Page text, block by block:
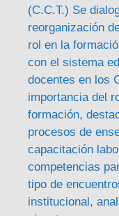
(C.C.T.) Se
reorganización
rol en la
con el sistema
docentes en los
importancia del
formación,
procesos de
capacitación
competencias
tipo de
institucional,